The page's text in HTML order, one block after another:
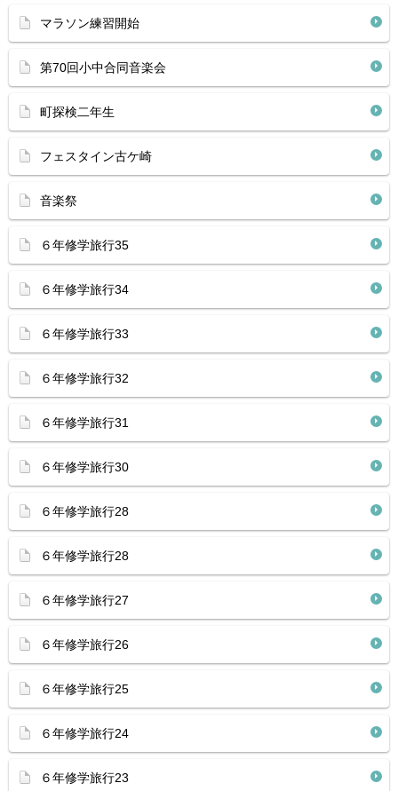
マラソン練習開始
第70回小中合同音楽会
町探検二年生
フェスタイン古ケ崎
音楽祭
６年修学旅行35
６年修学旅行34
６年修学旅行33
６年修学旅行32
６年修学旅行31
６年修学旅行30
６年修学旅行28
６年修学旅行28
６年修学旅行27
６年修学旅行26
６年修学旅行25
６年修学旅行24
６年修学旅行23